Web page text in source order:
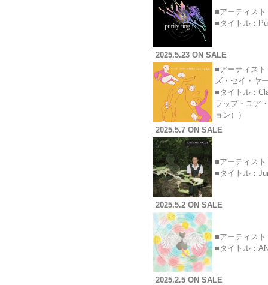
■アーティス
■タイトル：
2025.5.23 ON SALE
■アーティス
ズ・セイ・ヤ
■タイトル：
ラップ・ユア
ョン））
2025.5.7 ON SALE
■アーティス
■タイトル：
2025.5.2 ON SALE
■アーティス
■タイトル：
2025.2.5 ON SALE